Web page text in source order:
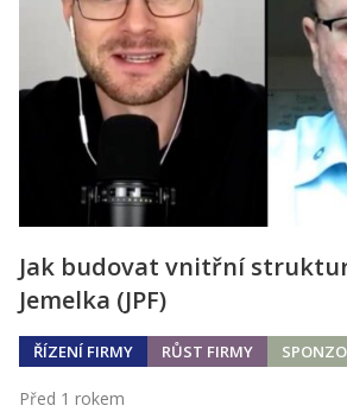
Jak budovat vnitřní
Jemelka (JPF)
ŘÍZENÍ FIRMY RŮST FIRMY
Před 1 rokem